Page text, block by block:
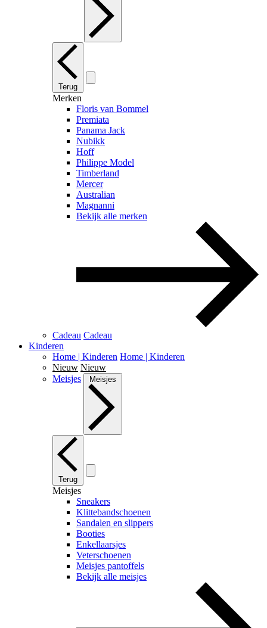
Terug
Merken
Floris van Bommel
Premiata
Panama Jack
Nubikk
Hoff
Philippe Model
Timberland
Mercer
Australian
Magnanni
Bekijk alle merken
Cadeau Cadeau
Kinderen
Home | Kinderen Home | Kinderen
Nieuw Nieuw
Meisjes
Meisjes
Terug
Meisjes
Sneakers
Klittebandschoenen
Sandalen en slippers
Booties
Enkellaarsjes
Veterschoenen
Meisjes pantoffels
Bekijk alle meisjes